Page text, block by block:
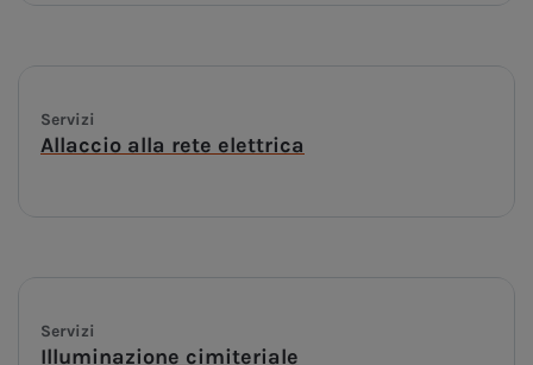
Servizi
Allaccio alla rete elettrica
Servizi
Illuminazione cimiteriale